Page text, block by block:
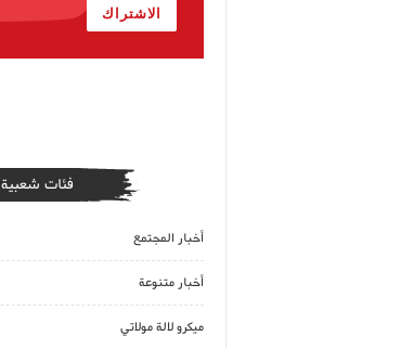
الاشتراك
فئات شعبية
أخبار المجتمع
أخبار متنوعة
ميكرو لالة مولاتي